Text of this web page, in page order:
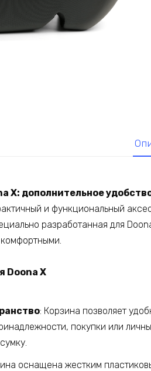
X: дополнительное
и функциональный
разработанная для
Doona X
: Корзина позволяет
покупки или
оснащена жестким